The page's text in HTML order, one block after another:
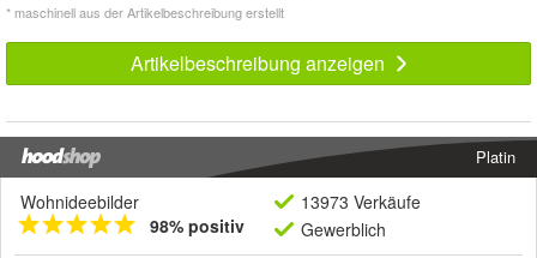
* maschinell aus der Artikelbeschreibung erstellt
Artikelbeschreibung anzeigen
Platin
Wohnideebilder
98% positiv
13973 Verkäufe
Gewerblich